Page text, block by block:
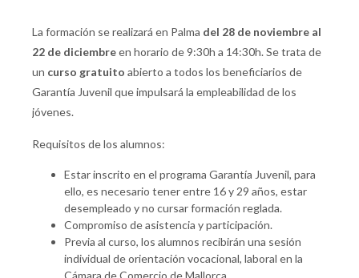
La formación se realizará en Palma del 28 de noviembre al
22 de diciembreen horario de 9:30h a 14:30h. Se trata de
un curso gratuito abierto a todos los beneficiarios de
Garantía Juvenil que impulsará la empleabilidad de los
jóvenes.
Requisitos de los alumnos:
Estar inscrito en el programa Garantía Juvenil, para
ello, es necesario tener entre 16 y 29 años, estar
desempleado y no cursar formación reglada.
Compromiso de asistencia y participación.
Previa al curso, los alumnos recibirán una sesión
individual de orientación vocacional, laboral en la
Cámara de Comercio de Mallorca.